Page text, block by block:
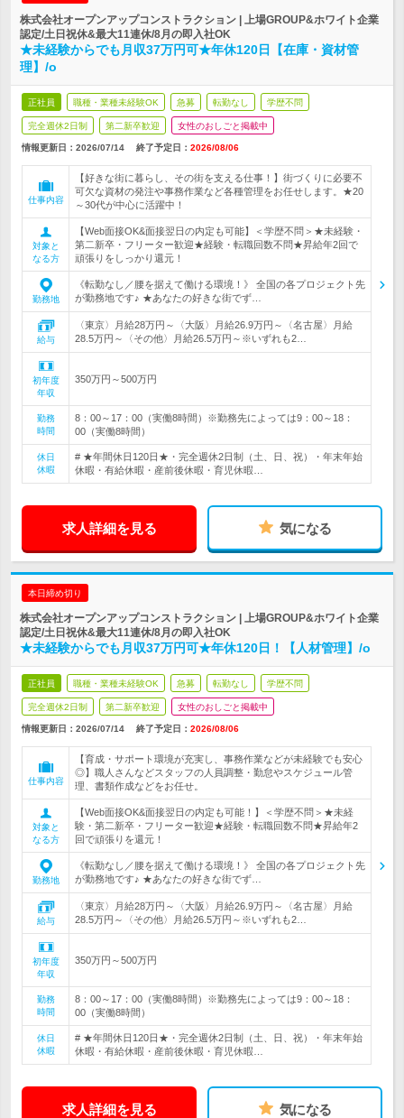
株式会社オープンアップコンストラクション | 上場GROUP&ホワイト企業
認定/土日祝休&最大11連休/8月の即入社OK
★未経験からでも月収37万円可★年休120日【在庫・資材管
理】/o
正社員 職種・業種未経験OK 急募 転勤なし 学歴不問
完全週休2日制 第二新卒歓迎 女性のおしごと掲載中
情報更新日：2026/07/14 終了予定日： 2026/08/06
仕事内容
【好きな街に暮らし、その街を支える仕事！】街づくりに必要不
可欠な資材の発注や事務作業など各種管理をお任せします。★20
～30代が中心に活躍中！
対象と
なる方
【Web面接OK&面接翌日の内定も可能】＜学歴不問＞★未経験・
第二新卒・フリーター歓迎★経験・転職回数不問★昇給年2回で
頑張りをしっかり還元！
勤務地
《転勤なし／腰を据えて働ける環境！》 全国の各プロジェクト先
が勤務地です♪ ★あなたの好きな街でず…
給与
〈東京〉月給28万円～〈大阪〉月給26.9万円～〈名古屋〉月給
28.5万円～〈その他〉月給26.5万円～※いずれも2…
初年度
年収
350万円～500万円
勤務
時間
8：00～17：00（実働8時間）※勤務先によっては9：00～18：
00（実働8時間）
休日
休暇
# ★年間休日120日★・完全週休2日制（土、日、祝）・年末年始
休暇・有給休暇・産前後休暇・育児休暇…
求人詳細を見る 気になる
本日締め切り
株式会社オープンアップコンストラクション | 上場GROUP&ホワイト企業
認定/土日祝休&最大11連休/8月の即入社OK
★未経験からでも月収37万円可★年休120日！【人材管理】/o
正社員 職種・業種未経験OK 急募 転勤なし 学歴不問
完全週休2日制 第二新卒歓迎 女性のおしごと掲載中
情報更新日：2026/07/14 終了予定日： 2026/08/06
仕事内容
【育成・サポート環境が充実し、事務作業などが未経験でも安心
◎】職人さんなどスタッフの人員調整・勤怠やスケジュール管
理、書類作成などをお任せ。
対象と
なる方
【Web面接OK&面接翌日の内定も可能！】＜学歴不問＞★未経
験・第二新卒・フリーター歓迎★経験・転職回数不問★昇給年2
回で頑張りを還元！
勤務地
《転勤なし／腰を据えて働ける環境！》 全国の各プロジェクト先
が勤務地です♪ ★あなたの好きな街でず…
給与
〈東京〉月給28万円～〈大阪〉月給26.9万円～〈名古屋〉月給
28.5万円～〈その他〉月給26.5万円～※いずれも2…
初年度
年収
350万円～500万円
勤務
時間
8：00～17：00（実働8時間）※勤務先によっては9：00～18：
00（実働8時間）
休日
休暇
# ★年間休日120日★・完全週休2日制（土、日、祝）・年末年始
休暇・有給休暇・産前後休暇・育児休暇…
求人詳細を見る 気になる